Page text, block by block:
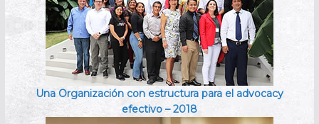
Una Organización con estructura para el advocacy
efectivo – 2018